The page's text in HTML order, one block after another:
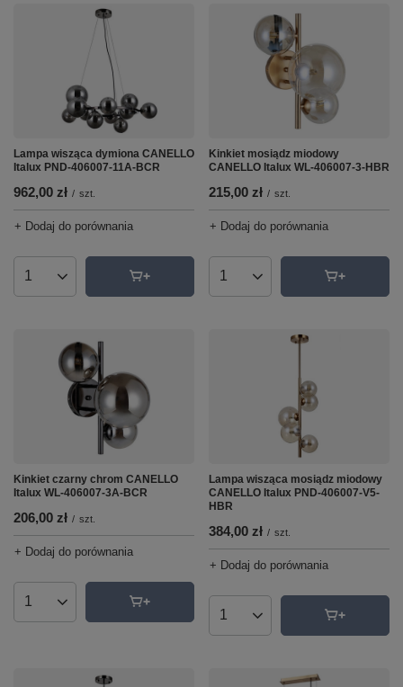
Lampa wisząca dymiona CANELLO
Italux PND-406007-11A-BCR
962,00 zł / szt.
+ Dodaj do porównania
Ilość produktów
Kinkiet mosiądz miodowy
CANELLO Italux WL-406007-3-HBR
215,00 zł / szt.
+ Dodaj do porównania
Ilość produktów
Kinkiet czarny chrom CANELLO
Italux WL-406007-3A-BCR
206,00 zł / szt.
+ Dodaj do porównania
Ilość produktów
Lampa wisząca mosiądz miodowy
CANELLO Italux PND-406007-V5-
HBR
384,00 zł / szt.
+ Dodaj do porównania
Ilość produktów